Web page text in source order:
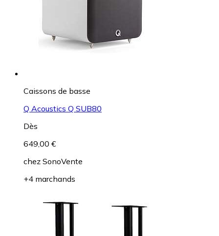
Caissons de basse
Q Acoustics Q SUB80
Dès
649,00 €
chez SonoVente
+4 marchands